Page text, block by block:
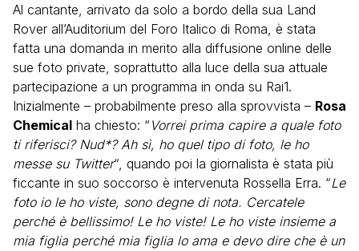
Al cantante, arrivato da solo a bordo della sua Land
Rover all’Auditorium del Foro Italico di Roma, è stata
fatta una domanda in merito alla diffusione online delle
sue foto private, soprattutto alla luce della sua attuale
partecipazione a un programma in onda su Rai1.
Inizialmente – probabilmente preso alla sprovvista – Rosa
Chemical ha chiesto: “ Vorrei prima capire a quale foto
ti riferisci? Nud*? Ah sì, ho quel tipo di foto, le ho
messe su Twitter“, quando poi la giornalista è stata più
ficcante in suo soccorso è intervenuta Rossella Erra. “Le
foto io le ho viste, sono degne di nota. Cercatele
perché è bellissimo! Le ho viste! Le ho viste insieme a
mia figlia perché mia figlia lo ama e devo dire che è un